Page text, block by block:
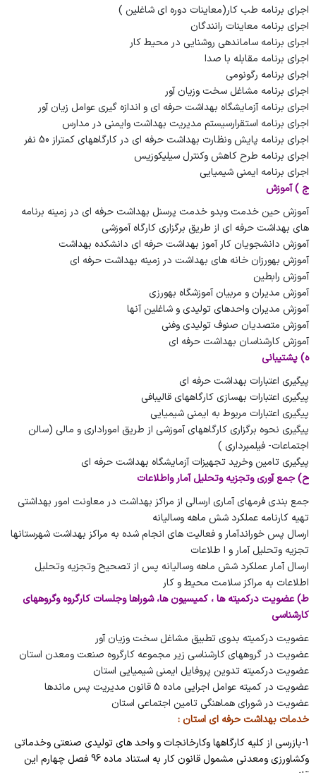
اجرای برنامه طب کار(معاینات دوره ای شاغلین )
اجرای برنامه معاینات رانندگان
اجرای برنامه ساماندهی روشنایی در محیط کار
اجرای برنامه مقابله با صدا
اجرای برنامه رگونومی
اجرای برنامه مشاغل سخت وزیان آور
اجرای برنامه آزمایشگاه بهداشت حرفه ای و اندازه گیری عوامل زیان آور
اجرای برنامه استقرارسیستم مدیریت بهداشت وایمنی در مدارس
اجرای برنامه پایش ونظارت بهداشت حرفه ای در کارگاههای کمتراز 50 نفر
اجرای برنامه طرح کاهش وکنترل سیلیکوزیس
اجرای برنامه ایمنی شیمیایی
ج ) آموزش
آموزش حین خدمت وبدو خدمت پرسنل بهداشت حرفه ای در زمینه برنامه
های بهداشت حرفه ای از طریق برگزاری کارگاه آموزشی
آموزش دانشجویان کار آموز بهداشت حرفه ای دانشکده بهداشت
آموزش بهورزان خانه های بهداشت در زمینه بهداشت حرفه ای
آموزش رابطین
آموزش مدیران و مربیان آموزشگاه بهورزی
آموزش مدیران واحدهای تولیدی و شاغلین آنها
آموزش متصدیان صنوف تولیدی وفنی
آموزش کارشناسان بهداشت حرفه ای
ه) پشتیبانی
پیگیری اعتبارات بهداشت حرفه ای
پیگیری اعتبارات بهسازی کارگاههای قالیبافی
پیگیری اعتبارات مربوط به ایمنی شیمیایی
پیگیری نحوه برگزاری کارگاههای آموزشی از طریق اموراداری و مالی (سالن
اجتماعات- فیلمبرداری )
پیگیری تامین وخرید تجهیزات آزمایشگاه بهداشت حرفه ای
ح) جمع آوری وتجزیه وتحلیل آمار واطلاعات
جمع بندی فرمهای آماری ارسالی از مراکز بهداشت در معاونت امور بهداشتی
تهیه کارنامه عملکرد شش ماهه وسالیانه
ارسال پس خوراندآمار و فعالیت های انجام شده به مراکز بهداشت شهرستانها
تجزیه وتحلیل آمار و ا طلاعات
ارسال آمار عملکرد شش ماهه وسالیانه پس از تصحیح وتجزیه وتحلیل
اطلاعات به مراکز سلامت محیط و کار
ط) عضویت درکمیته ها ، کمیسیون ها، شوراها وجلسات کارگروه وگروههای
کارشناسی
عضویت درکمیته بدوی تطبیق مشاغل سخت وزیان آور
عضویت در گروههای کارشناسی زیر مجموعه کارگروه صنعت ومعدن استان
عضویت درکمیته تدوین پروفایل ایمنی شیمیایی استان
عضویت در کمیته عوامل اجرایی ماده 5 قانون مدیریت پس ماندها
عضویت در شورای هماهنگی تامین اجتماعی استان
خدمات بهداشت حرفه ای استان :
1- بازرسی از کلیه کارگاهها وکارخانجات و واحد های تولیدی صنعتی وخدماتی
وکشاورزی ومعدنی مشمول قانون کار به استناد ماده 96 فصل چهارم این